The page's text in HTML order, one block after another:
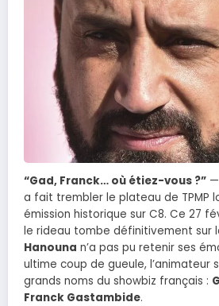
“Gad, Franck… où étiez-vous ?”
a fait trembler le plateau de TPMP
émission historique sur C8. Ce 27
le rideau tombe définitivement sur
Hanouna n’a pas pu retenir ses
ultime coup de gueule, l’animateur
grands noms du showbiz français :
Franck Gastambide.